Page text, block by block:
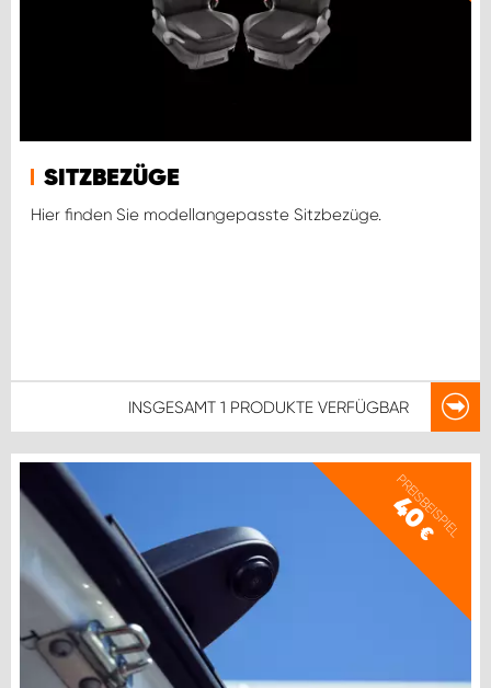
SITZBEZÜGE
Hier finden Sie modellangepasste Sitzbezüge.
INSGESAMT 1 PRODUKTE VERFÜGBAR
PREISBEISPIEL
40
€